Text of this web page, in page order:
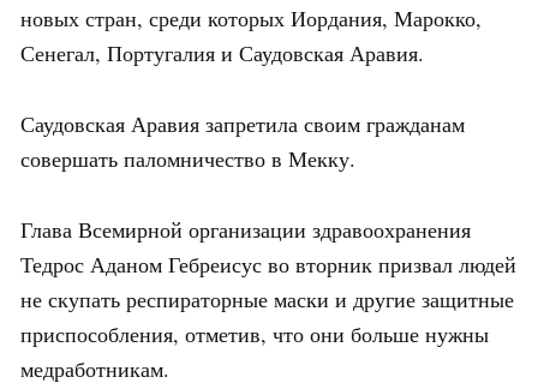
новых стран, среди которых Иордания, Марокко,
Сенегал, Португалия и Саудовская Аравия.
Саудовская Аравия запретила своим гражданам
совершать паломничество в Мекку.
Глава Всемирной организации здравоохранения
Тедрос Аданом Гебреисус во вторник призвал людей
не скупать респираторные маски и другие защитные
приспособления, отметив, что они больше нужны
медработникам.